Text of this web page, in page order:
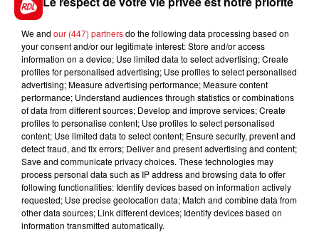
tribunal de Boulogne-sur-Mer.Il a été condamné à 7
mois de prison ferme, pour « abandon volontaire
d’un animal domestique »et non pour « acte de
cruauté », comme cela avait un temps été envisagé
par le parquet. Il devra aussi verser 200 euros de
dommages et intérêts à chaque association, et leur
rembourser les frais d’avocat. Il a l’interdiction de
détenir un animal.
FIL D'ACTUS
We and our (447) partnersdo the following data processing based on
your consent and/or our legitimate interest: Store and/or access
information on a device; Use limited data to select advertising; Create
profiles for personalised advertising; Use profiles to select personalised
advertising; Measure advertising performance; Measure content
performance; Understand audiences through statistics or combinations
of data from different sources; Develop and improve services; Create
profiles to personalise content; Use profiles to select personalised
content; Use limited data to select content; Ensure security, prevent and
detect fraud, and fix errors; Deliver and present advertising and content;
Save and communicate privacy choices. These technologies may
process personal data such as IP address and browsing data to offer
following functionalities: Identify devices based on information actively
requested; Use precise geolocation data; Match and combine data from
other data sources; Link different devices; Identify devices based on
information transmitted automatically.